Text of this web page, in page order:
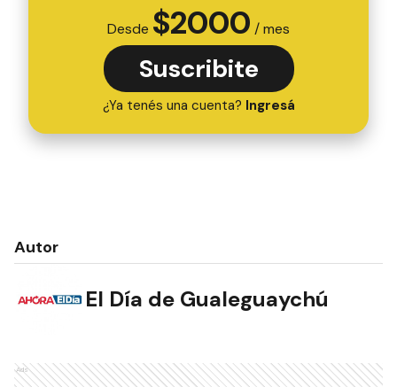
Desde $2000 / mes
Suscribite
¿Ya tenés una cuenta? Ingresá
Autor
El Día de Gualeguaychú
Ads